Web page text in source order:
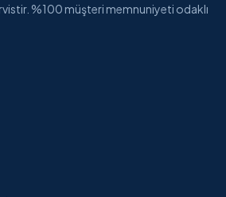
%100 müşteri memnuniyeti odaklı